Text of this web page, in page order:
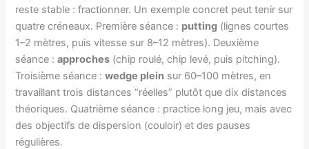
reste stable : fractionner. Un exemple concret peut tenir sur
quatre créneaux. Première séance : putting (lignes courtes
1–2 mètres, puis vitesse sur 8–12 mètres). Deuxième
séance :approches (chip roulé, chip levé, puis pitching).
Troisième séance :wedge plein sur 60–100 mètres, en
travaillant trois distances “réelles” plutôt que dix distances
théoriques. Quatrième séance : practice long jeu, mais avec
des objectifs de dispersion (couloir) et des pauses
régulières.